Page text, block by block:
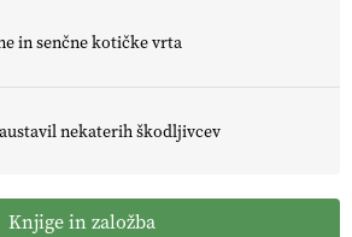
in senčne kotičke vrta
nekaterih škodljivcev
Knjige in založba